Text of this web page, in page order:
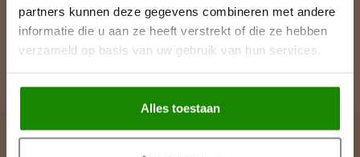
partners kunnen deze gegevens combineren met andere
informatie die u aan ze heeft verstrekt of die ze hebben
verzameld op basis van uw gebruik van hun services.
Alles toestaan
Klantenservice